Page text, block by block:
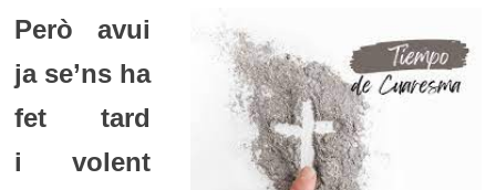
Però avui
ja se’ns ha
fet tard
i volent